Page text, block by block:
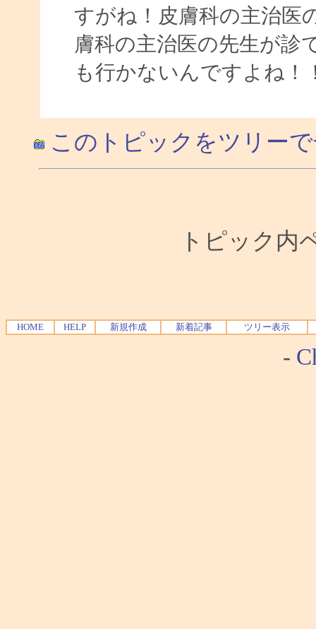
すがね！皮膚科の主治医
膚科の主治医の先生が診
も行かないんですよね！
このトピックをツリー
トピック内
HOME HELP 新規作成 新着記事 ツリー表示
-